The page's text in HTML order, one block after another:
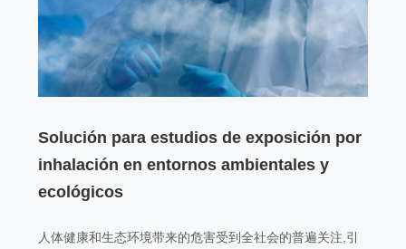
Solución para estudios de exposición por
inhalación en entornos ambientales y
ecológicos
人体健康和生态环境带来的危害受到全社会的普遍关注,引